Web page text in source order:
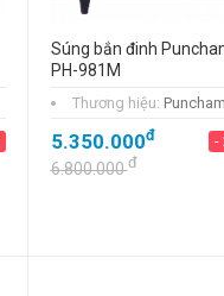
Súng bắn đinh
PH-981M
Thương hiệu: Puncham
5.350.000đ -
6.800.000đ